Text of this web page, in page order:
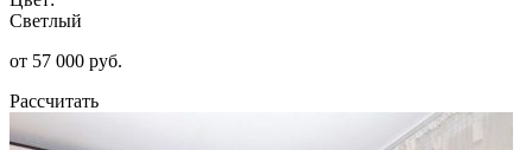
Светлый
от 57 000 руб.
Рассчитать